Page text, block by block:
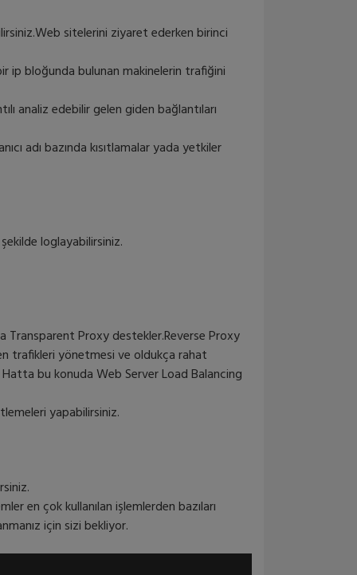
S-AO0005
2,375.91₺ + KDV
CRS309-1G-8SPLUS-IN
11,137.21₺ + KDV
Cloud Router Switch 354-...
27,104.79₺ + KDV
Cloud Router Switch CRS3...
sitelerini ziyaret ederken birinci
ip bloğunda bulunan makinelerin trafiğini
analiz edebilir gelen giden bağlantıları
adı bazında kısıtlamalar yada yetkiler
loglayabilirsiniz.
Transparent Proxy destekler.Reverse Proxy
trafikleri yönetmesi ve oldukça rahat
bu konuda Web Server Load Balancing
yapabilirsiniz.
en çok kullanılan işlemlerden bazıları
için sizi bekliyor.